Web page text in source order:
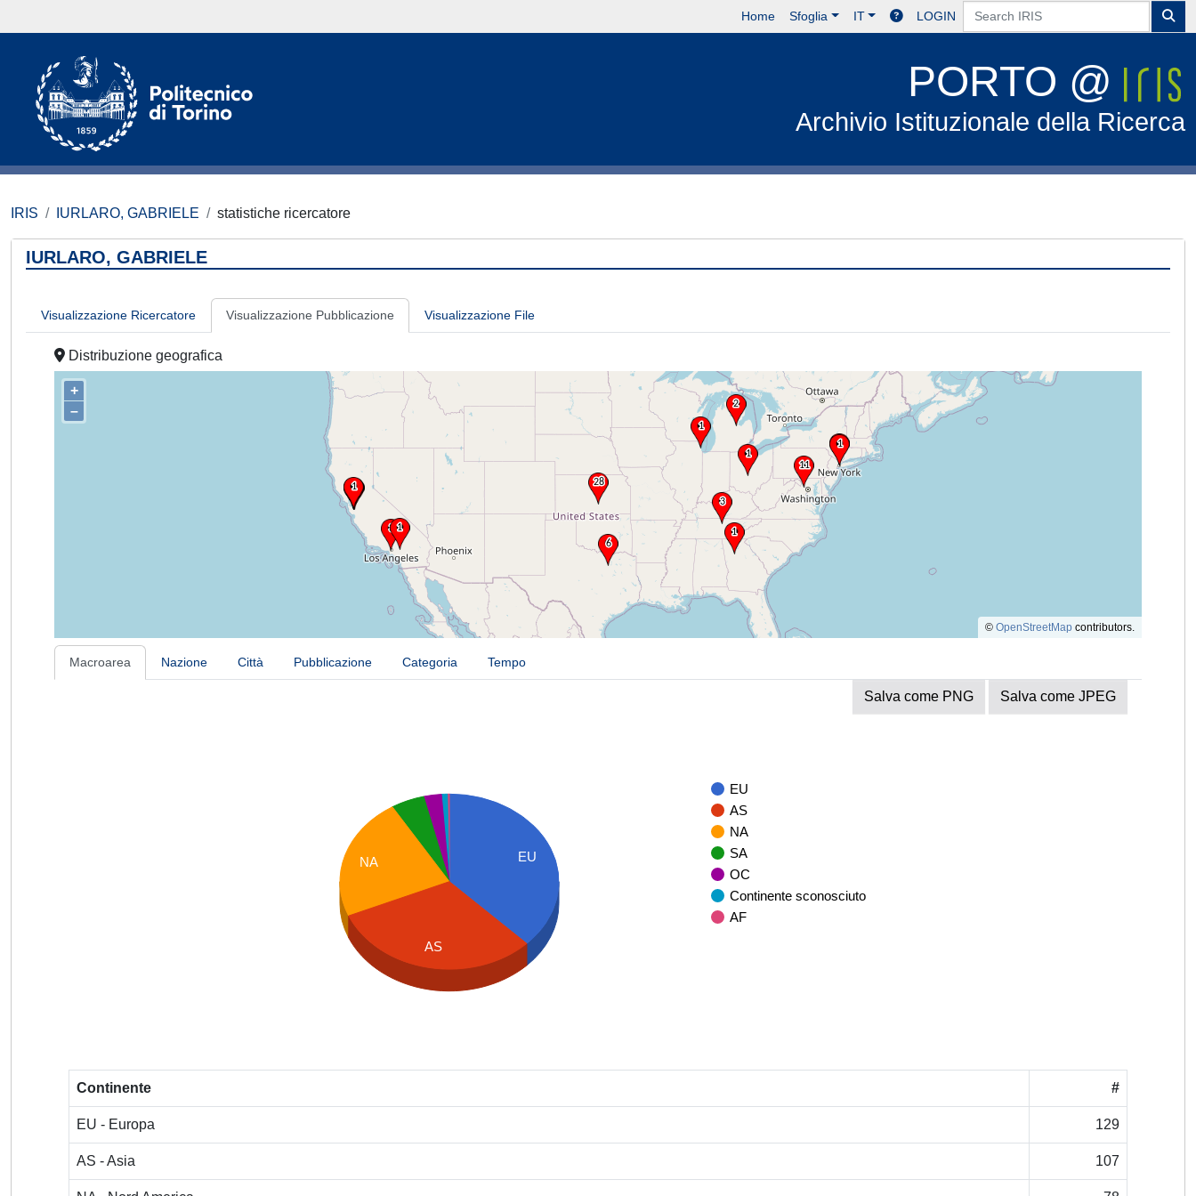
Home Sfoglia IT LOGIN
PORTO @
Archivio Istituzionale della Ricerca
IRIS IURLARO, GABRIELE statistiche ricercatore
IURLARO, GABRIELE
Visualizzazione Ricercatore Visualizzazione Pubblicazione Visualizzazione File
Distribuzione geografica
+
–
© OpenStreetMap contributors.
Macroarea Nazione Città Pubblicazione Categoria Tempo
Salva come PNG Salva come JPEG
EU
AS
NA
SA
OC
Continente sconosciuto
AF
EU
NA
AS
Continente #
EU - Europa 129
AS - Asia 107